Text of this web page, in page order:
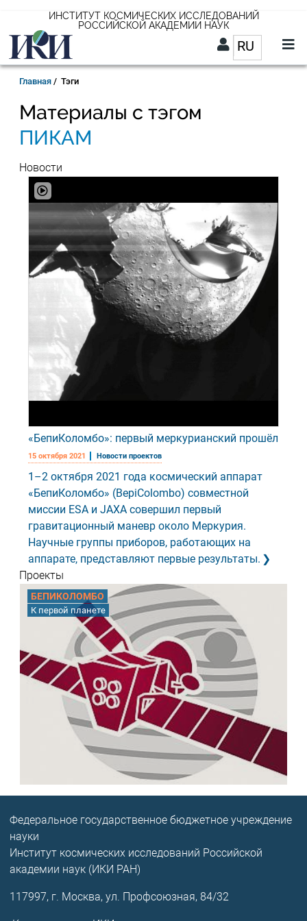
основному
содержанию
ИНСТИТУТ КОСМИЧЕСКИХ ИССЛЕДОВАНИЙ
РОССИЙСКОЙ АКАДЕМИИ НАУК
RUСписок
RU
Строка
навигации
Главная Тэги
Материалы с тэгом
ПИКАМ
Новости
«БепиКоломбо»: первый меркурианский прошёл
15 октября 2021 Новости проектов
1–2 октября 2021 года космический аппарат
«БепиКоломбо» (BepiColombo) совместной
миссии ESA и JAXA совершил первый
гравитационный маневр около Меркурия.
Научные группы приборов, работающих на
аппарате, представляют первые результаты.
Проекты
БЕПИКОЛОМБО
К первой планете
Федеральное государственное бюджетное учреждение
науки
Институт космических исследований Российской
академии наук (ИКИ РАН)
117997, г. Москва, ул. Профсоюзная, 84/32